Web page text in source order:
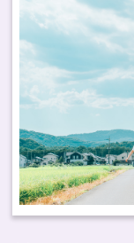
缺乏系統
生為主體
待強化等
質學校戶
構」，從
效評量三